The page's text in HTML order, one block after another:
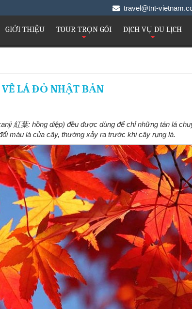
travel@tnt-
GIỚI THIỆU
+
TOUR TRỌN GÓI
+
DỊCH VỤ DU LỊCH
LÁ ĐỎ NHẬT BẢN
紅葉: hồng diệp) đều được dùng để chỉ những tán lá
màu lá của cây, thường xảy ra trước khi cây rụng lá.